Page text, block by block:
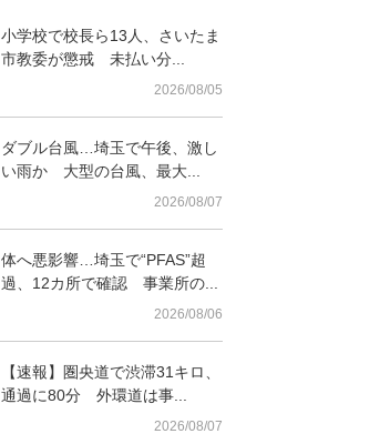
小学校で校長ら13人、さいたま
市教委が懲戒 未払い分...
2026/08/05
ダブル台風…埼玉で午後、激し
い雨か 大型の台風、最大...
2026/08/07
体へ悪影響…埼玉で“PFAS”超
過、12カ所で確認 事業所の...
2026/08/06
【速報】圏央道で渋滞31キロ、
通過に80分 外環道は事...
2026/08/07